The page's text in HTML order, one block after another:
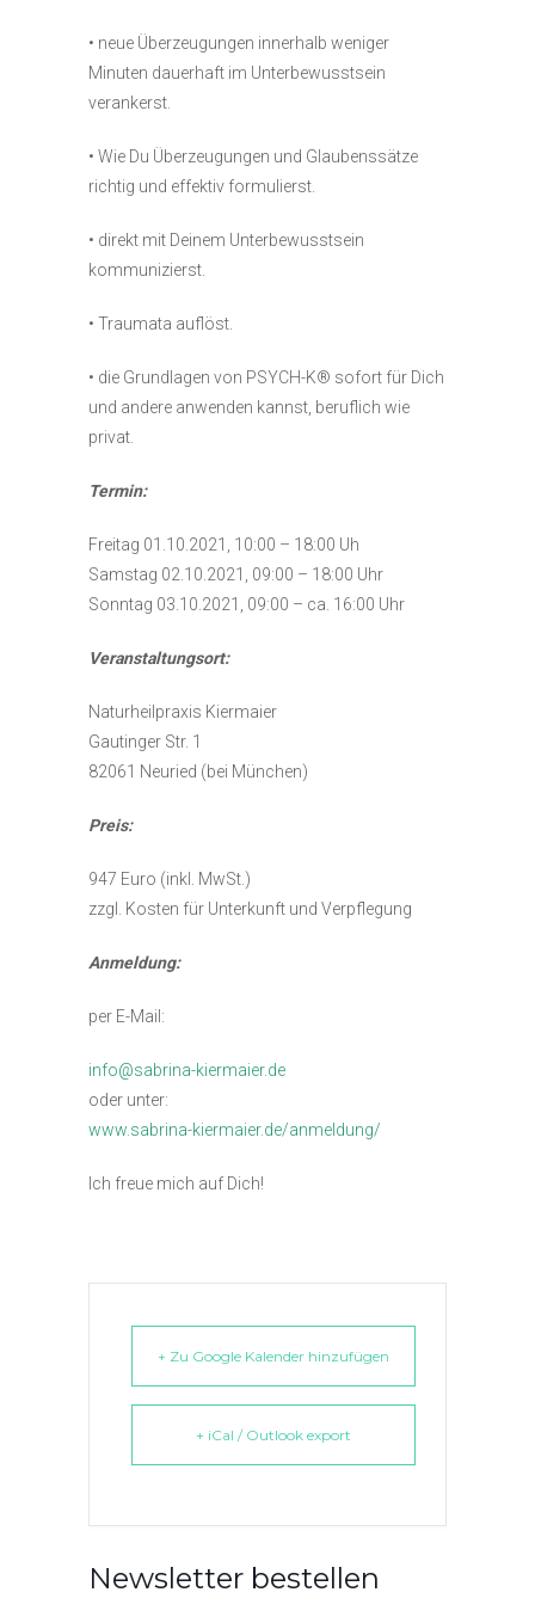
• neue Überzeugungen innerhalb weniger
Minuten dauerhaft im Unterbewusstsein
verankerst.
• Wie Du Überzeugungen und Glaubenssätze
richtig und effektiv formulierst.
• direkt mit Deinem Unterbewusstsein
kommunizierst.
• Traumata auflöst.
• die Grundlagen von PSYCH-K® sofort für Dich
und andere anwenden kannst, beruflich wie
privat.
Termin:
Freitag 01.10.2021, 10:00 – 18:00 Uh
Samstag 02.10.2021, 09:00 – 18:00 Uhr
Sonntag 03.10.2021, 09:00 – ca. 16:00 Uhr
Veranstaltungsort:
Naturheilpraxis Kiermaier
Gautinger Str. 1
82061 Neuried (bei München)
Preis:
947 Euro (inkl. MwSt.)
zzgl. Kosten für Unterkunft und Verpflegung
Anmeldung:
per E-Mail:
info@sabrina-kiermaier.de
oder unter:
www.sabrina-kiermaier.de/anmeldung/
Ich freue mich auf Dich!
+ Zu Google Kalender hinzufügen
+ iCal / Outlook export
Newsletter bestellen